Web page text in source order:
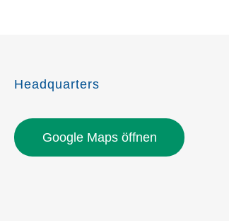
Headquarters
Google Maps öffnen